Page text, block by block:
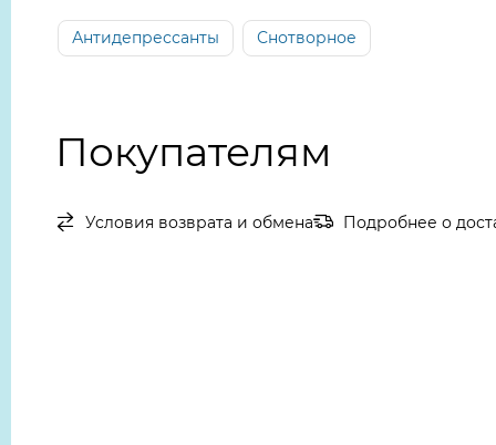
Антидепрессанты Снотворное
Покупателям
Условия возврата и обмена Подробнее о